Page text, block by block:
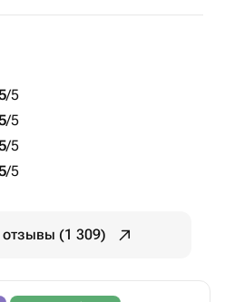
/5
/5
/5
/5
отзывы (1 309)